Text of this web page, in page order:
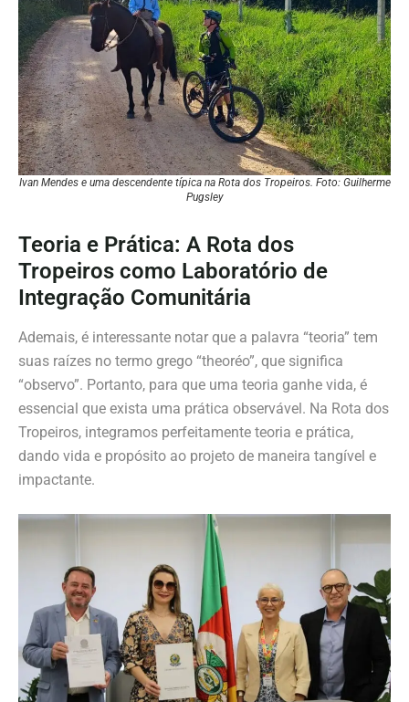
Ivan Mendes e uma descendente típica na Rota dos Tropeiros. Foto: Guilherme
Pugsley
Teoria e Prática: A Rota dos
Tropeiros como Laboratório de
Integração Comunitária
Ademais, é interessante notar que a palavra “teoria” tem
suas raízes no termo grego “theoréo”, que significa
“observo”. Portanto, para que uma teoria ganhe vida, é
essencial que exista uma prática observável. Na Rota dos
Tropeiros, integramos perfeitamente teoria e prática,
dando vida e propósito ao projeto de maneira tangível e
impactante.